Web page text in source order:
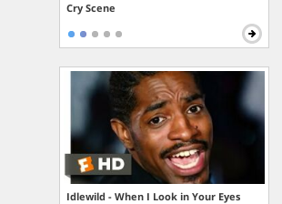
Cry Scene
Idlewild - When I Look in Your Eyes